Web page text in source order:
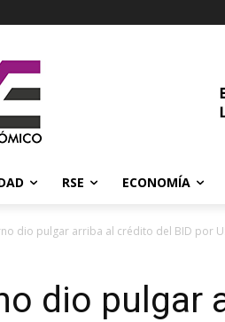
RSE ECONOMÍA
dio pulgar arriba al crédito del BID por
dio pulgar